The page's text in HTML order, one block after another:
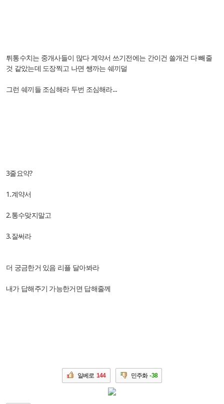
튀통수치는 중개사들이 많다 계약서 쓰기전에는 간이건 쓸개건 다 빼줄
것 같았는데 도장찍고 나면 쌩까는 쉐끼덜
그런 쉐끼들 조심해라 두번 조심해라...
3줄요약?
1.계약서
2.통수맞지말고
3.잘써라
더 궁금한거 있음 리플 달아봐라
내가 답해주기 가능한거면 답해줄께
일베로 144 민주화 -38